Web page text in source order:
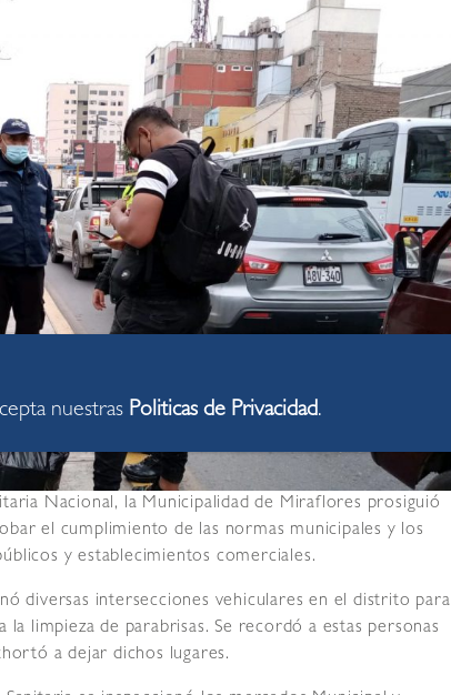
Nacional, la Municipalidad de Miraflores prosiguió
el cumplimiento de las normas municipales y los
y establecimientos comerciales.
diversas intersecciones vehiculares en el distrito para
limpieza de parabrisas. Se recordó a estas personas
a dejar dichos lugares.
nuestras Politicas de Privacidad.